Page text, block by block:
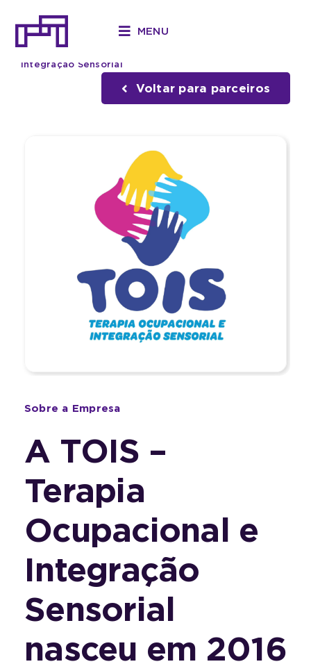
para
conteúdo
MENU
Início »Parceiros
Integração Sensorial
Voltar para parceiros
Sobre a Empresa
A TOIS –
Terapia
Ocupacional e
Integração
Sensorial
nasceu em 2016